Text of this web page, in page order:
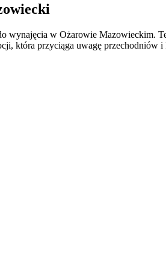
wynajęcia w Ożarowie Mazowieckim.
która przyciąga uwagę przechodniów i